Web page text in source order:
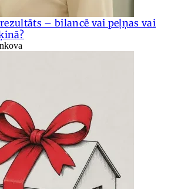
– bilancē vai peļņas vai